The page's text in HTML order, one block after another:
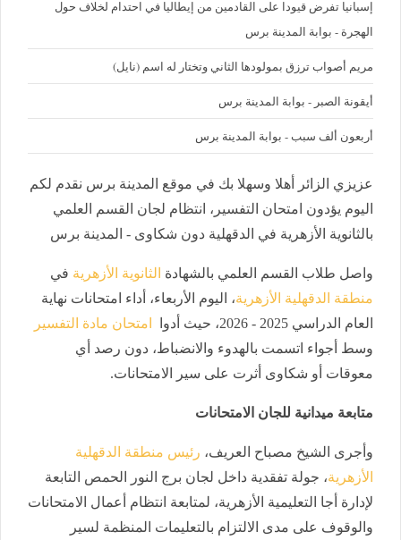
إسبانيا تفرض قيودا على القادمين من إيطاليا في احتدام لخلاف حول
الهجرة - بوابة المدينة برس
مريم أصواب ترزق بمولودها الثاني وتختار له اسم (نايل)
أيقونة الصبر - بوابة المدينة برس
أربعون ألف سبب - بوابة المدينة برس
عزيزي الزائر أهلا وسهلا بك في موقع المدينة برس نقدم لكم
اليوم يؤدون امتحان التفسير، انتظام لجان القسم العلمي
بالثانوية الأزهرية في الدقهلية دون شكاوى - المدينة برس
واصل طلاب القسم العلمي بالشهادة الثانوية الأزهرية في
منطقة الدقهلية الأزهرية، اليوم الأربعاء، أداء امتحانات نهاية
العام الدراسي 2025 - 2026، حيث أدوا
امتحان مادة التفسير
وسط أجواء اتسمت بالهدوء والانضباط، دون رصد أي
معوقات أو شكاوى أثرت على سير الامتحانات.
متابعة ميدانية للجان الامتحانات
وأجرى الشيخ مصباح العريف، رئيس منطقة الدقهلية
الأزهرية، جولة تفقدية داخل لجان برج النور الحمص التابعة
لإدارة أجا التعليمية الأزهرية، لمتابعة انتظام أعمال الامتحانات
والوقوف على مدى الالتزام بالتعليمات المنظمة لسير